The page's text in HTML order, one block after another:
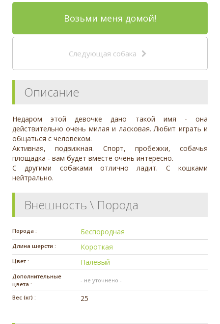
Возьми меня домой!
Следующая собака
Описание
Недаром этой девочке дано такой имя - она
действительно очень милая и ласковая. Любит играть и
общаться с человеком.
Активная, подвижная. Спорт, пробежки, собачья
площадка - вам будет вместе очень интересно.
С другими собаками отлично ладит. С кошками
нейтрально.
Внешность \ Порода
Порода : Беспородная
Длина шерсти : Короткая
Цвет : Палевый
Дополнительные
цвета :
- не уточнено -
Вес (кг) : 25